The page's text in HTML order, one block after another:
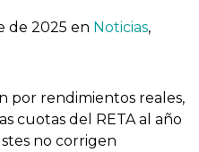
de 2025 en Noticias,
por rendimientos reales,
cuotas del RETA al año
no corrigen